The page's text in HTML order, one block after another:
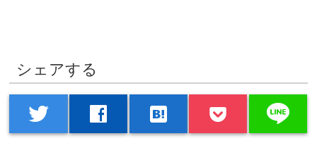
シェアする
twitter facebook hatenabookmark line